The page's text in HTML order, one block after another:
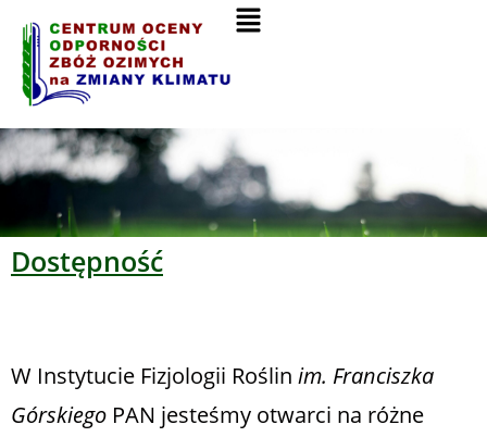
Dostępność
W Instytucie Fizjologii Roślin im. Franciszka
Górskiego PAN jesteśmy otwarci na różne